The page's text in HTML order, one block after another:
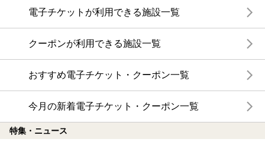
電子チケットが利用できる施設一覧
クーポンが利用できる施設一覧
おすすめ電子チケット・クーポン一覧
今月の新着電子チケット・クーポン一覧
特集・ニュース